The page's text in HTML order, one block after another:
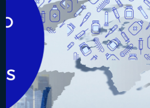
regulatórios nacionais e internacionais. –
Estabilidade: Este […]